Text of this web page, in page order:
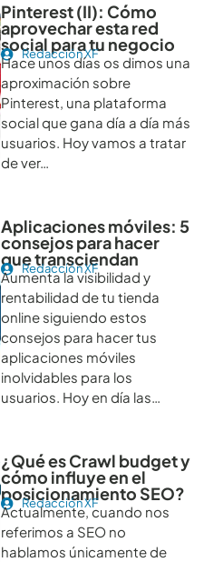
Pinterest (II): Cómo
aprovechar esta red
social para tu negocio
Redacción XF
Hace unos días os dimos una
aproximación sobre
Pinterest, una plataforma
social que gana día a día más
usuarios. Hoy vamos a tratar
de ver…
Aplicaciones móviles: 5
consejos para hacer
que transciendan
Redacción XF
Aumenta la visibilidad y
rentabilidad de tu tienda
online siguiendo estos
consejos para hacer tus
aplicaciones móviles
inolvidables para los
usuarios. Hoy en día las…
¿Qué es Crawl budget y
cómo influye en el
posicionamiento SEO?
Redacción XF
Actualmente, cuando nos
referimos a SEO no
hablamos únicamente de